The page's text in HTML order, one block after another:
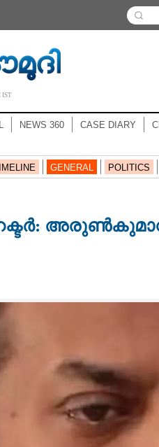
IST
NEWS 360 CASE DIARY
GENERAL POLITICS
അരുൺകുമാറിനെ